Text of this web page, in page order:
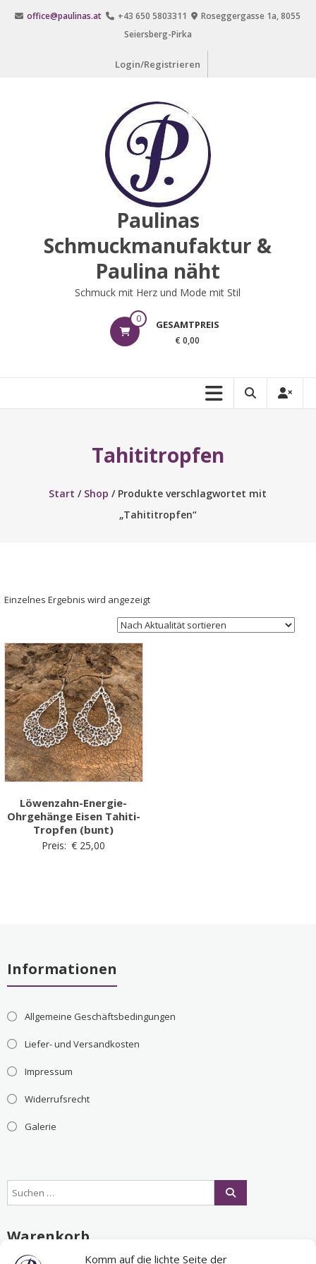
Komm auf die lichte Seite der
Inhalt
office@paulinas.at +43 650 5803311
Roseggergasse 1a, 8055
Seiersberg-Pirka
Login/Registrieren
Paulinas
Schmuckmanufaktur &
Paulina näht
Schmuck mit Herz und Mode mit Stil
0 GESAMTPREIS
€ 0,00
Tahititropfen
Start / Shop / Produkte verschlagwortet mit
„Tahititropfen“
Einzelnes Ergebnis wird angezeigt
Löwenzahn-Energie-
Ohrgehänge Eisen Tahiti-
Tropfen (bunt)
Preis: € 25,00
Informationen
Allgemeine Geschäftsbedingungen
Liefer- und Versandkosten
Impressum
Widerrufsrecht
Galerie
Warenkorb